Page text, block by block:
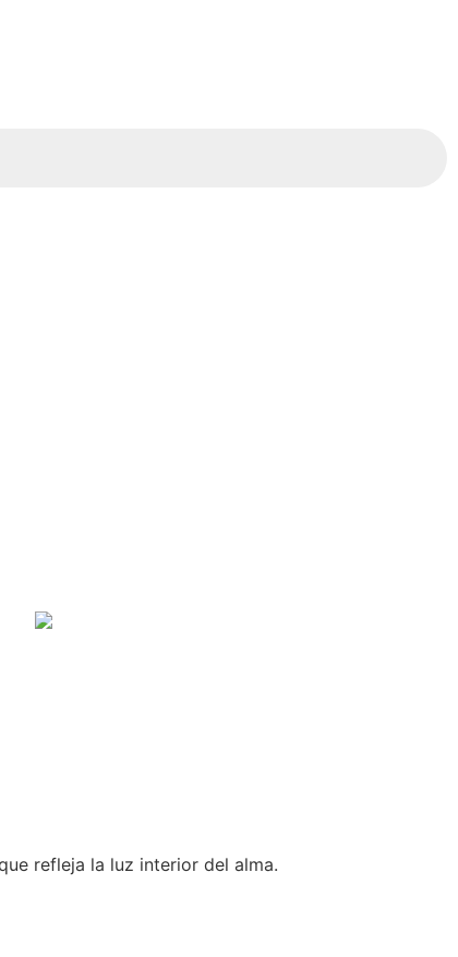
refleja la luz interior del alma.